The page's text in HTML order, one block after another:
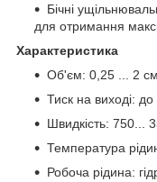
Бічні
для отримання
Характеристика
Об'єм: 0,25 ... 2
Тиск на виході:
Швидкість: 750...
Температура
Робоча рідина: